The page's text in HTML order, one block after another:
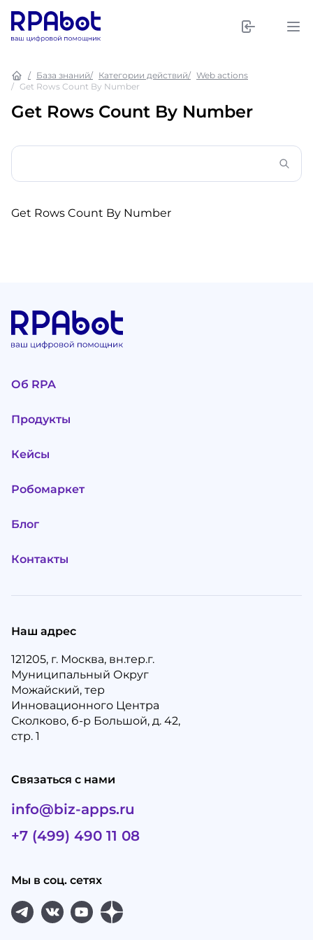
База знаний Категории действий
Web actions
Get Rows Count By Number
Get Rows Count By Number
Get Rows Count By Number
Об RPA
Продукты
Кейсы
Робомаркет
Блог
Контакты
Наш адрес
121205, г. Москва, вн.тер.г.
Муниципальный Округ
Можайский, тер
Инновационного Центра
Сколково, б-р Большой, д. 42,
стр. 1
Связаться с нами
info@biz-apps.ru
+7 (499) 490 11 08
Мы в соц. сетях